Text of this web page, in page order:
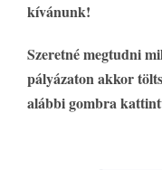
kívánunk!
Szeretné megtudni
pályázaton akkor
alábbi gombra